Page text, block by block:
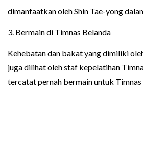
dimanfaatkan oleh Shin Tae-yong
3. Bermain di Timnas Belanda
Kehebatan dan bakat yang dimiliki
juga dilihat oleh staf kepelatihan
tercatat pernah bermain untuk